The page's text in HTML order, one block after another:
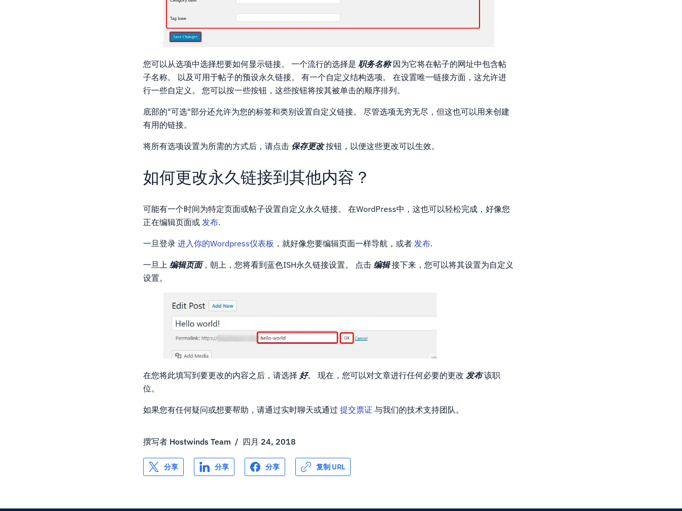
您可以从选项中选择想要如何显示链接。 一个流行的选择是职务名称因为它将在帖子的网址中包含帖
子名称。 以及可用于帖子的预设永久链接。 有一个自定义结构选项。 在设置唯一链接方面，这允许进
行一些自定义。 您可以按一些按钮，这些按钮将按其被单击的顺序排列。
底部的"可选"部分还允许为您的标签和类别设置自定义链接。 尽管选项无穷无尽，但这也可以用来创建
有用的链接。
将所有选项设置为所需的方式后，请点击 保存更改按钮，以便这些更改可以生效。
如何更改永久链接到其他内容？
可能有一个时间为特定页面或帖子设置自定义永久链接。 在WordPress中，这也可以轻松完成，好像您
正在编辑页面或发布.
一旦登录进入你的Wordpress仪表板 ，就好像您要编辑页面一样导航，或者发布.
一旦上编辑页面，朝上，您将看到蓝色ISH永久链接设置。 点击编辑接下来，您可以将其设置为自定义
设置。
在您将此填写到要更改的内容之后，请选择 好。 现在，您可以对文章进行任何必要的更改发布该职
位。
如果您有任何疑问或想要帮助，请通过实时聊天或通过提交票证 与我们的技术支持团队。
撰写者 Hostwinds Team / 四月 24, 2018
分享 分享 分享 复制 URL